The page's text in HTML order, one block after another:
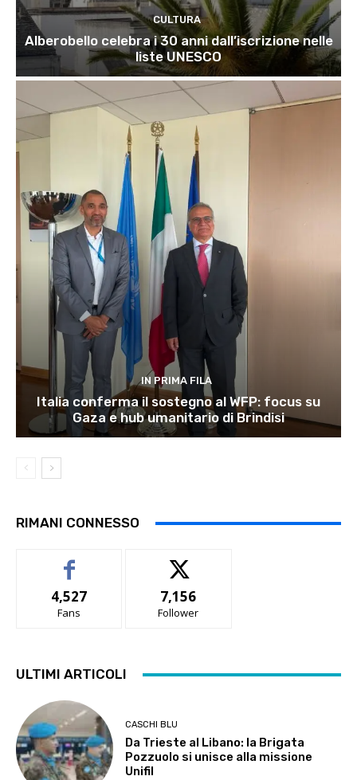
CULTURA
Alberobello celebra i 30 anni dall’iscrizione nelle
liste UNESCO
IN PRIMA FILA
Italia conferma il sostegno al WFP: focus su
Gaza e hub umanitario di Brindisi
RIMANI CONNESSO
4,527
Fans
7,156
Follower
ULTIMI ARTICOLI
CASCHI BLU
Da Trieste al Libano: la Brigata
Pozzuolo si unisce alla missione
Unifil